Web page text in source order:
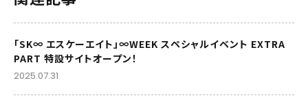
「SK∞ エスケーエイト」∞WEEK スペシャルイベント EXTRA
PART 特設サイトオープン！
2025.07.31